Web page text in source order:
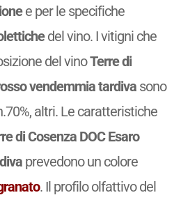
e per le specifiche
del vino. I vitigni che
del vinoTerre di
vendemmia tardivasono
altri. Le caratteristiche
di Cosenza DOC Esaro
prevedono un colore
. Il profilo olfattivo del